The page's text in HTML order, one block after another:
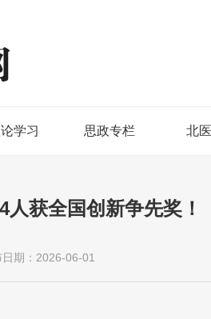
学习 思政专栏 北
人获全国创新争先奖！
日期：2026-06-01